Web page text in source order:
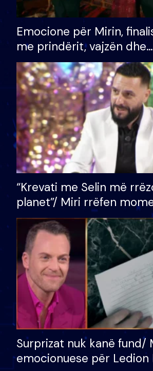
Emocione për Mirin,
me prindërit, vajzën dhe
bashkëshorten: S’kemi
divorci apo jo?
“Krevati me Selin më
planet”/ Miri rrëfen
bukura në shtëpinë e BB
mungojë zilja e
Surprizat nuk kanë fund/
emocionuese për Ledion